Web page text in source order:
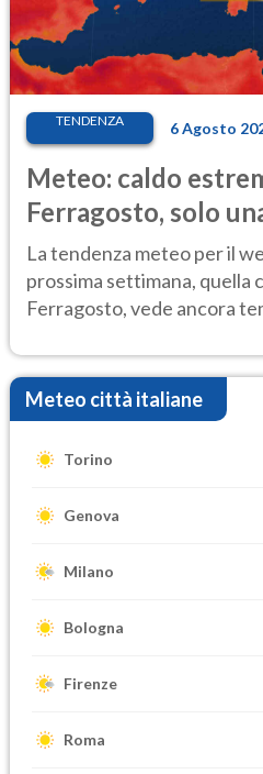
TENDENZA 6 Agosto
Meteo: caldo
Ferragosto, solo
Ecco dove
La tendenza meteo per il
prossima settimana, quella
Ferragosto, vede ancora
Meteo città italiane
Torino
Genova
Milano
Bologna
Firenze
Roma